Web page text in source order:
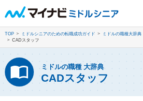
TOP ミドルシニアのための転職成功ガイド ミドルの職種大辞典
CADスタッフ
ミドルの職種 大辞典
CADスタッフ